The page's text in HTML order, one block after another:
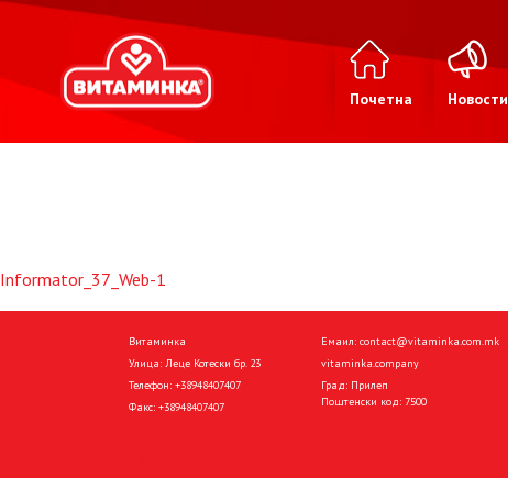
Почетна Новости
Informator_37_Web-1
Витаминка
Улица: Леце Котески бр. 23
Телефон: +38948407407
Факс: +38948407407
Емаил: contact@vitaminka.com.mk
vitaminka.company
Град: Прилеп
Поштенски код: 7500